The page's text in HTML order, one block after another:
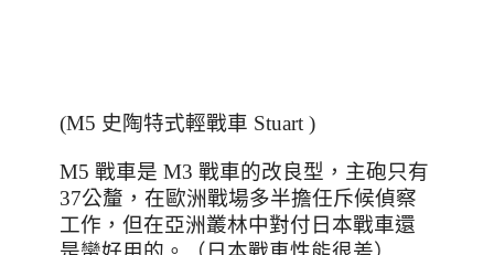
(M5 史陶特式輕戰車 Stuart )
M5 戰車是 M3 戰車的改良型，主砲只有
37公釐，在歐洲戰場多半擔任斥候偵察
工作， 但在亞洲叢林中對付日本戰車還